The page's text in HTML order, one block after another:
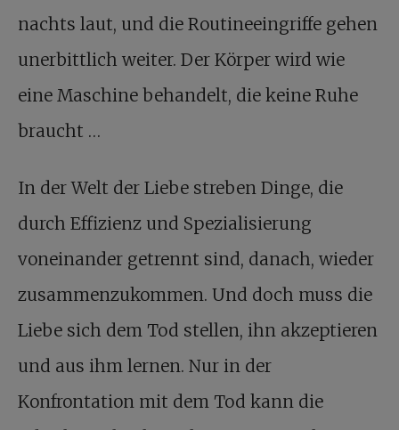
nachts laut, und die Routineeingriffe gehen
unerbittlich weiter. Der Körper wird wie
eine Maschine behandelt, die keine Ruhe
braucht …
In der Welt der Liebe streben Dinge, die
durch Effizienz und Spezialisierung
voneinander getrennt sind, danach, wieder
zusammenzukommen. Und doch muss die
Liebe sich dem Tod stellen, ihn akzeptieren
und aus ihm lernen. Nur in der
Konfrontation mit dem Tod kann die